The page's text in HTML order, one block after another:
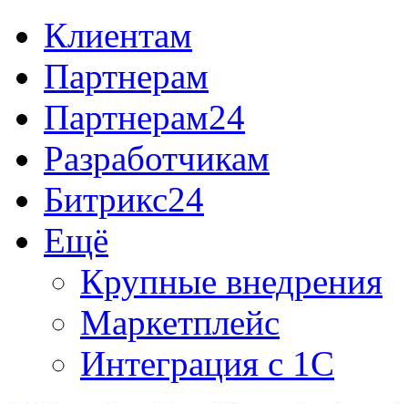
Клиентам
Партнерам
Партнерам24
Разработчикам
Битрикс24
Ещё
Крупные внедрения
Маркетплейс
Интеграция с 1С